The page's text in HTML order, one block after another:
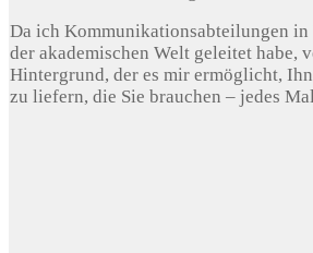
Da ich Kommunikationsabteilungen in
der akademischen Welt geleitet habe,
Hintergrund, der es mir ermöglicht,
zu liefern, die Sie brauchen – jedes